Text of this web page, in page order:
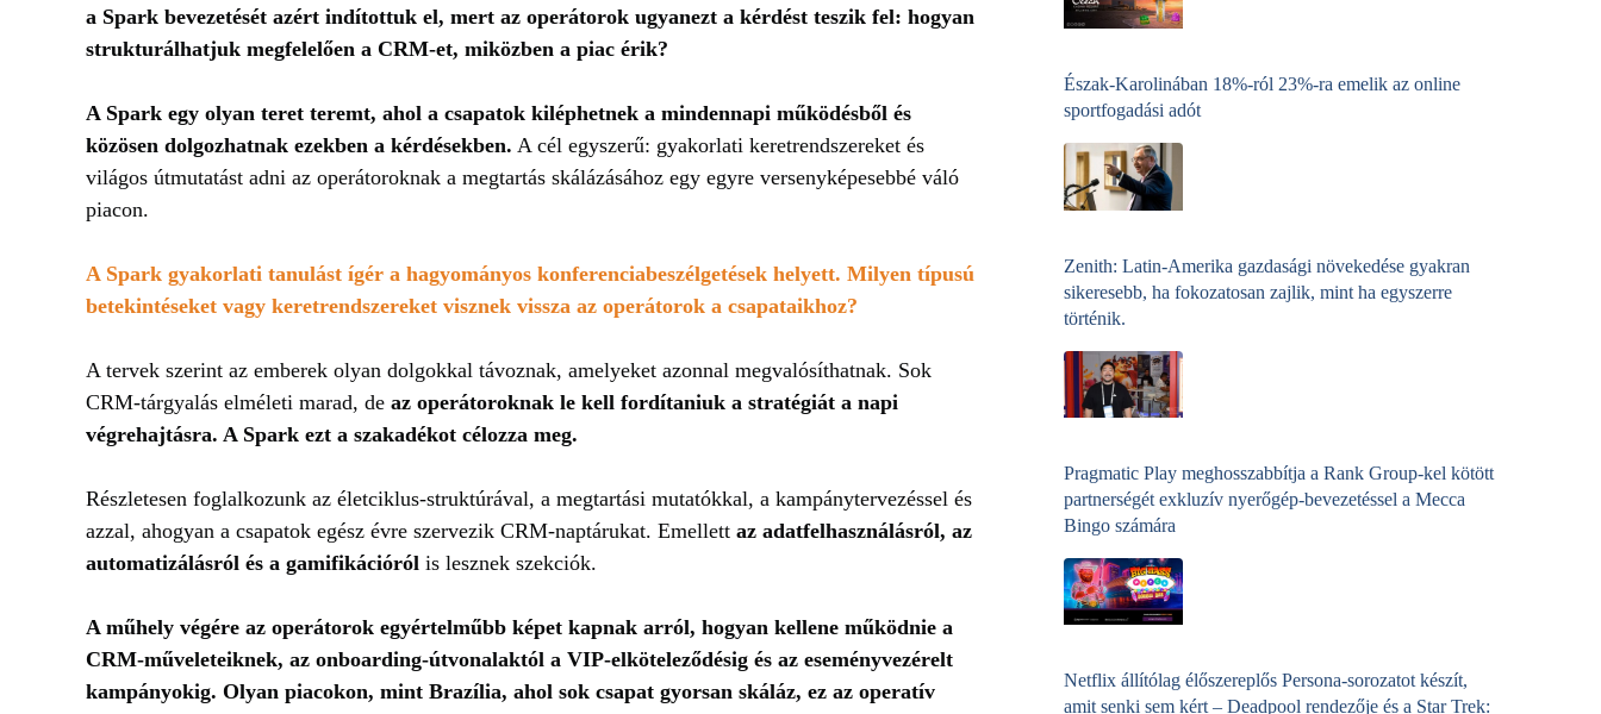
a Spark bevezetését azért indítottuk el, mert az operátorok ugyanezt a kérdést teszik fel: hogyan
strukturálhatjuk megfelelően a CRM-et, miközben a piac érik?
A Spark egy olyan teret teremt, ahol a csapatok kiléphetnek a mindennapi működésből és
közösen dolgozhatnak ezekben a kérdésekben. A cél egyszerű: gyakorlati keretrendszereket és
világos útmutatást adni az operátoroknak a megtartás skálázásához egy egyre versenyképesebbé váló
piacon.
A Spark gyakorlati tanulást ígér a hagyományos konferenciabeszélgetések helyett. Milyen típusú
betekintéseket vagy keretrendszereket visznek vissza az operátorok a csapataikhoz?
A tervek szerint az emberek olyan dolgokkal távoznak, amelyeket azonnal megvalósíthatnak. Sok
CRM-tárgyalás elméleti marad, de az operátoroknak le kell fordítaniuk a stratégiát a napi
végrehajtásra. A Spark ezt a szakadékot célozza meg.
Részletesen foglalkozunk az életciklus-struktúrával, a megtartási mutatókkal, a kampánytervezéssel és
azzal, ahogyan a csapatok egész évre szervezik CRM-naptárukat. Emellett az adatfelhasználásról, az
automatizálásról és a gamifikációról is lesznek szekciók.
A műhely végére az operátorok egyértelműbb képet kapnak arról, hogyan kellene működnie a
CRM-műveleteiknek, az onboarding-útvonalaktól a VIP-elköteleződésig és az eseményvezérelt
kampányokig. Olyan piacokon, mint Brazília, ahol sok csapat gyorsan skáláz, ez az operatív
Észak-Karolinában 18%-ról 23%-ra emelik az online
sportfogadási adót
Zenith: Latin-Amerika gazdasági növekedése gyakran
sikeresebb, ha fokozatosan zajlik, mint ha egyszerre
történik.
Pragmatic Play meghosszabbítja a Rank Group-kel kötött
partnerségét exkluzív nyerőgép-bevezetéssel a Mecca
Bingo számára
Netflix állítólag élőszereplős Persona-sorozatot készít,
amit senki sem kért – Deadpool rendezője és a Star Trek: